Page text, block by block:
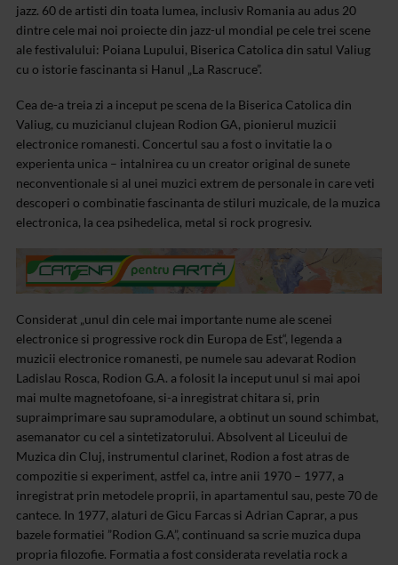
jazz. 60 de artisti din toata lumea, inclusiv Romania au adus 20
dintre cele mai noi proiecte din jazz-ul mondial pe cele trei scene
ale festivalului: Poiana Lupului, Biserica Catolica din satul Valiug
cu o istorie fascinanta si Hanul „La Rascruce”.
Cea de-a treia zi a inceput pe scena de la Biserica Catolica din
Valiug, cu muzicianul clujean Rodion GA, pionierul muzicii
electronice romanesti. Concertul sau a fost o invitatie la o
experienta unica – intalnirea cu un creator original de sunete
neconventionale si al unei muzici extrem de personale in care veti
descoperi o combinatie fascinanta de stiluri muzicale, de la muzica
electronica, la cea psihedelica, metal si rock progresiv.
Considerat „unul din cele mai importante nume ale scenei
electronice si progressive rock din Europa de Est“, legenda a
muzicii electronice romanesti, pe numele sau adevarat Rodion
Ladislau Rosca, Rodion G.A. a folosit la inceput unul si mai apoi
mai multe magnetofoane, si-a inregistrat chitara si, prin
supraimprimare sau supramodulare, a obtinut un sound schimbat,
asemanator cu cel a sintetizatorului. Absolvent al Liceului de
Muzica din Cluj, instrumentul clarinet, Rodion a fost atras de
compozitie si experiment, astfel ca, intre anii 1970 – 1977, a
inregistrat prin metodele proprii, in apartamentul sau, peste 70 de
cantece. In 1977, alaturi de Gicu Farcas si Adrian Caprar, a pus
bazele formatiei ”Rodion G.A”, continuand sa scrie muzica dupa
propria filozofie. Formatia a fost considerata revelatia rock a